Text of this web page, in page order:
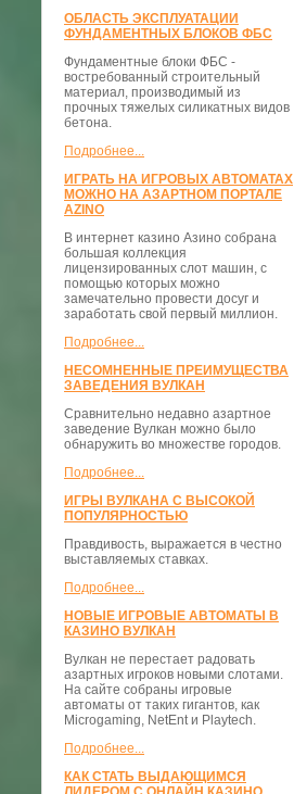
ОБЛАСТЬ ЭКСПЛУАТАЦИИ
ФУНДАМЕНТНЫХ БЛОКОВ ФБС
Фундаментные блоки ФБС -
востребованный строительный
материал, производимый из
прочных тяжелых силикатных видов
бетона.
Подробнее...
ИГРАТЬ НА ИГРОВЫХ АВТОМАТАХ
МОЖНО НА АЗАРТНОМ ПОРТАЛЕ
AZINO
В интернет казино Азино собрана
большая коллекция
лицензированных слот машин, с
помощью которых можно
замечательно провести досуг и
заработать свой первый миллион.
Подробнее...
НЕСОМНЕННЫЕ ПРЕИМУЩЕСТВА
ЗАВЕДЕНИЯ ВУЛКАН
Сравнительно недавно азартное
заведение Вулкан можно было
обнаружить во множестве городов.
Подробнее...
ИГРЫ ВУЛКАНА С ВЫСОКОЙ
ПОПУЛЯРНОСТЬЮ
Правдивость, выражается в честно
выставляемых ставках.
Подробнее...
НОВЫЕ ИГРОВЫЕ АВТОМАТЫ В
КАЗИНО ВУЛКАН
Вулкан не перестает радовать
азартных игроков новыми слотами.
На сайте собраны игровые
автоматы от таких гигантов, как
Microgaming, NetEnt и Playtech.
Подробнее...
КАК СТАТЬ ВЫДАЮЩИМСЯ